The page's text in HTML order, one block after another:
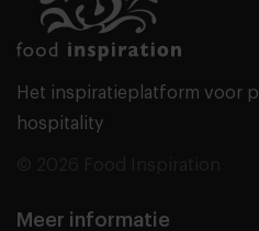
Het inspiratieplatform voor
hospitality
Meer informatie